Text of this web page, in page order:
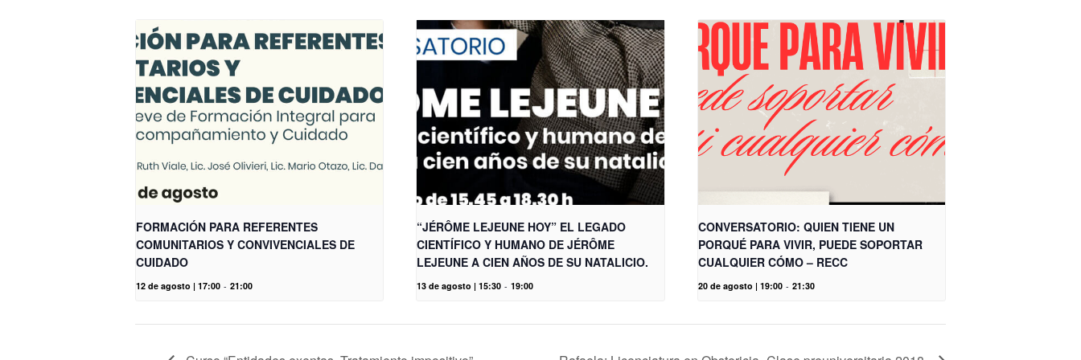
FORMACIÓN PARA REFERENTES
COMUNITARIOS Y CONVIVENCIALES DE
CUIDADO
12 de agosto | 17:00 - 21:00
“JÉRÔME LEJEUNE HOY” EL LEGADO
CIENTÍFICO Y HUMANO DE JÉRÔME
LEJEUNE A CIEN AÑOS DE SU NATALICIO.
13 de agosto | 15:30 - 19:00
CONVERSATORIO: QUIEN TIENE UN
PORQUÉ PARA VIVIR, PUEDE SOPORTAR
CUALQUIER CÓMO – RECC
20 de agosto | 19:00 - 21:30